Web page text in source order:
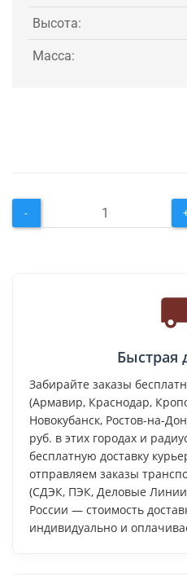
Высота:
Масса:
-
Быстрая
Забирайте заказы
(Армавир, Краснодар,
Новокубанск, Ростов-на-
руб. в этих городах и
бесплатную доставку
отправляем заказы
(СДЭК, ПЭК, Деловые
России — стоимость
индивидуально и